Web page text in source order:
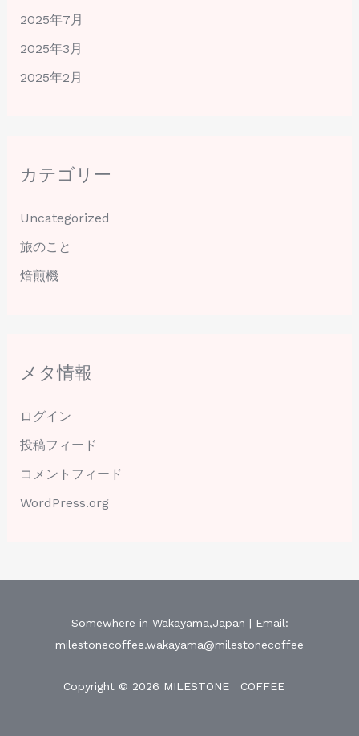
2025年7月
2025年3月
2025年2月
カテゴリー
Uncategorized
旅のこと
焙煎機
メタ情報
ログイン
投稿フィード
コメントフィード
WordPress.org
Somewhere in Wakayama,Japan | Email:
milestonecoffee.wakayama@milestonecoffee
Copyright © 2026 MILESTONE COFFEE